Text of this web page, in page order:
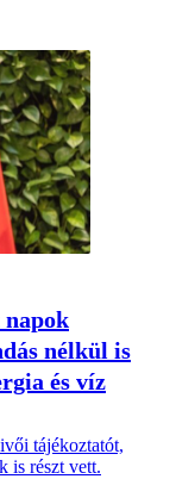
nélkül is
és víz
tájékoztatót,
is részt vett.